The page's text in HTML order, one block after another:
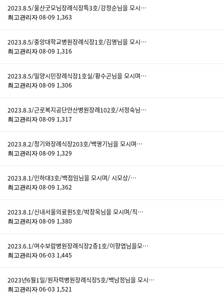
2023.8.5/울산굿모님장례식장특3호/강정순님을 모시…
최고관리자 08-09 1,363
2023.8.5/중앙대학교병원장례식장1호/김영님을 모시…
최고관리자 08-09 1,316
2023.8.5/밀양시민장례식장1호실/황수곤님을 모시며…
최고관리자 08-09 1,306
2023.8.3/근로복지공단안산병원장례102호/서정숙님…
최고관리자 08-09 1,317
2023.8.2/청기와장례식장203호/백영기님을 모시며…
최고관리자 08-09 1,329
2023.8.1/인하대3호/백점임님을 모시며/ 시모상/…
최고관리자 08-09 1,362
2023.8.1/신내서울의료원5호/박창옥님을 모시며/직…
최고관리자 08-09 1,380
2023.6.1/여수보람병원장례식장2층1호/이향엽님을모…
최고관리자 06-03 1,445
2023년6월1일/원자력병원장례식장5호/백남정님을 모시…
최고관리자 06-03 1,521